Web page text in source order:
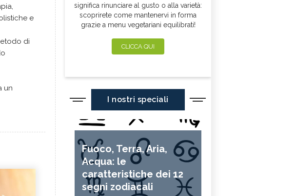
e
di
un
significa rinunciare al gusto o alla varietà:
scoprirete come mantenervi in forma
grazie a menu vegetariani equilibrati!
CLICCA QUI
I nostri speciali
Fuoco, Terra, Aria,
Acqua: le
caratteristiche dei 12
segni zodiacali